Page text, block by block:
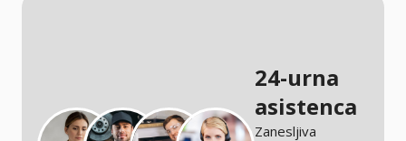
24-urna
asistenca
Zanesljiva